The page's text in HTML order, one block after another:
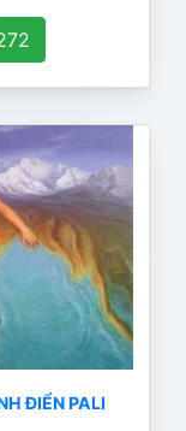
ĐIỂN PALI